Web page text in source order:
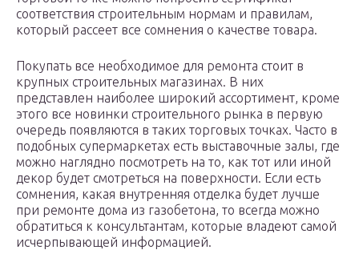
соответствия строительным нормам и правилам,
который рассеет все сомнения о качестве товара.
Покупать все необходимое для ремонта стоит в
крупных строительных магазинах. В них
представлен наиболее широкий ассортимент, кроме
этого все новинки строительного рынка в первую
очередь появляются в таких торговых точках. Часто в
подобных супермаркетах есть выставочные залы, где
можно наглядно посмотреть на то, как тот или иной
декор будет смотреться на поверхности. Если есть
сомнения, какая внутренняя отделка будет лучше
при ремонте дома из газобетона, то всегда можно
обратиться к консультантам, которые владеют самой
исчерпывающей информацией.